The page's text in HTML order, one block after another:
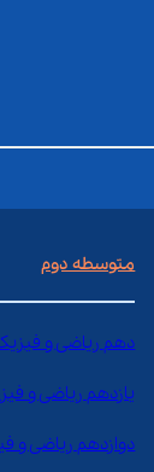
متوسطه دوم
دهم ریاضی و
یازدهم ریاضی و
دوازدهم ریاضی و